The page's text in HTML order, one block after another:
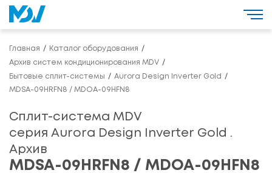
Главная Каталог оборудования
Архив систем кондиционирования MDV
Бытовые сплит-системы
Aurora Design Inverter Gold
MDSA-09HRFN8 / MDOA-09HFN8
Сплит-система MDV
серия Aurora Design Inverter Gold .
Архив
MDSA-09HRFN8 / MDOA-09HFN8